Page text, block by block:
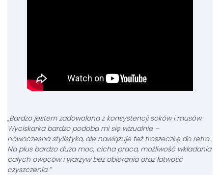
„Bardzo jestem zadowolona z konsystencji soków i musów.
Wyciskarka bardzo podoba mi się wizualnie –
nowoczesna stylistyka, ale nawiązuje też troszeczkę do retro.
Na plus bardzo duża moc, cicha praca, możliwość wkładania
całych owoców i warzyw bez obierania oraz łatwość
czyszczenia.”